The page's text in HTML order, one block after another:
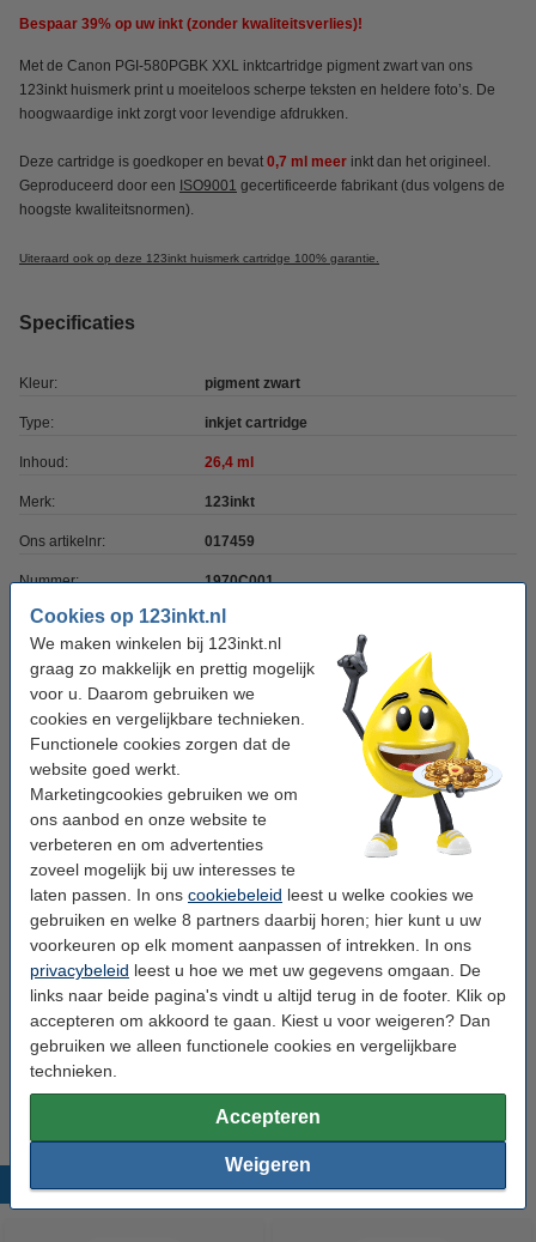
Cookies op 123inkt.nl
We maken winkelen bij 123inkt.nl
graag zo makkelijk en prettig mogelijk
voor u. Daarom gebruiken we
cookies en vergelijkbare technieken.
Functionele cookies zorgen dat de
website goed werkt.
Marketingcookies gebruiken we om
ons aanbod en onze website te
verbeteren en om advertenties
zoveel mogelijk bij uw interesses te
laten passen. In ons cookiebeleid leest u welke cookies we
gebruiken en welke 8 partners daarbij horen; hier kunt u uw
voorkeuren op elk moment aanpassen of intrekken. In ons
privacybeleid leest u hoe we met uw gegevens omgaan. De
links naar beide pagina's vindt u altijd terug in de footer. Klik op
accepteren om akkoord te gaan. Kiest u voor weigeren? Dan
gebruiken we alleen functionele cookies en vergelijkbare
technieken.
Accepteren
Weigeren
Bespaar 39% op uw inkt (zonder kwaliteitsverlies)!
Met de Canon PGI-580PGBK XXL inktcartridge pigment zwart van ons
123inkt huismerk print u moeiteloos scherpe teksten en heldere foto’s. De
hoogwaardige inkt zorgt voor levendige afdrukken.
Deze cartridge is goedkoper en bevat 0,7 ml meer inkt dan het origineel.
Geproduceerd door een ISO9001 gecertificeerde fabrikant (dus volgens de
hoogste kwaliteitsnormen).
Uiteraard ook op deze 123inkt huismerk cartridge 100% garantie.
Specificaties
Kleur: pigment zwart
Type: inkjet cartridge
Inhoud: 26,4 ml
Merk: 123inkt
Ons artikelnr: 017459
Nummer: 1970C001
Cyaan meebestellen
Canon CLI-581C XXL inktcartridge cyaan extra
hoge capaciteit (123inkt huismerk)
€ 10,50
Magenta meebestellen
Canon CLI-581M XXL inktcartridge magenta
extra hoge capaciteit (123inkt huismerk)
€ 10,50
Geel meebestellen
Canon CLI-581Y XXL inktcartridge geel extra
hoge capaciteit (123inkt huismerk)
€ 10,50
Tip
Wij adviseren u om deze cartridge i.p.v. de originele cartridge te
nemen.
Populaire producten